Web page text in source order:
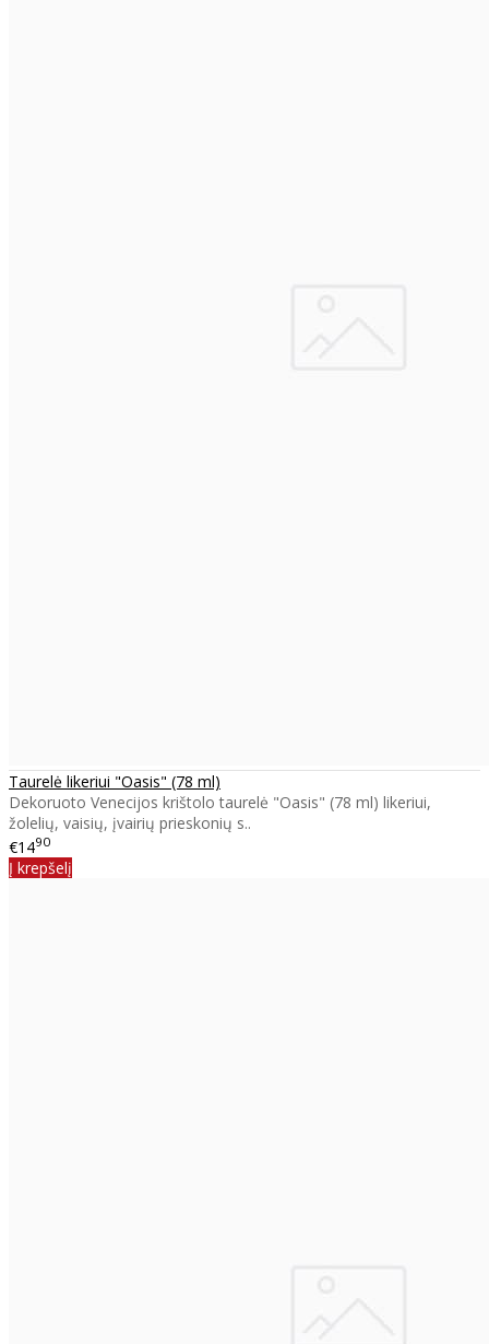
Taurelė likeriui "Oasis" (78 ml)
Dekoruoto Venecijos krištolo taurelė "Oasis" (78 ml) likeriui,
žolelių, vaisių, įvairių prieskonių s..
€1490
Į krepšelį